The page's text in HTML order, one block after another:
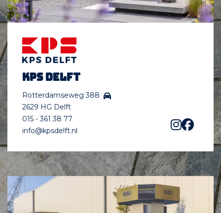
KPS Delft
Rotterdamseweg 388
2629 HG Delft
015 - 361 38 77
info@kpsdelft.nl